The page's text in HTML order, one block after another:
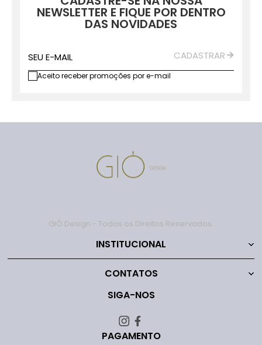
NEWSLETTER E FIQUE POR DENTRO
DAS NOVIDADES
SEU E-MAIL CADASTRAR
Aceito receber promoções por e-mail
GIÓ Design - Todos os Direitos Reservados.
INSTITUCIONAL
CONTATOS
SIGA-NOS
PAGAMENTO